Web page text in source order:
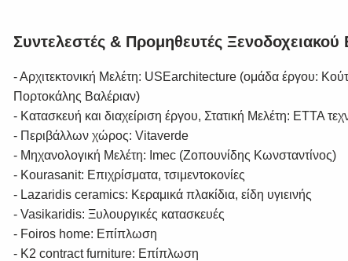
Συντελεστές & Προμηθευτές Ξενοδοχειακού
- Αρχιτεκτονική Μελέτη: USEarchitecture (ομάδα έργου:
Πορτοκάλης Βαλέριαν)
- Κατασκευή και διαχείριση έργου, Στατική Μελέτη: ΕΤΤΑ
- Περιβάλλων χώρος: Vitaverde
- Μηχανολογική Μελέτη: Imec (Ζοπουνίδης Κωνσταντίνος)
- Kourasanit: Επιχρίσματα, τσιμεντοκονίες
- Lazaridis ceramics: Κεραμικά πλακίδια, είδη υγιεινής
- Vasikaridis: Ξυλουργικές κατασκευές
- Foiros home: Επίπλωση
- K2 contract furniture: Επίπλωση